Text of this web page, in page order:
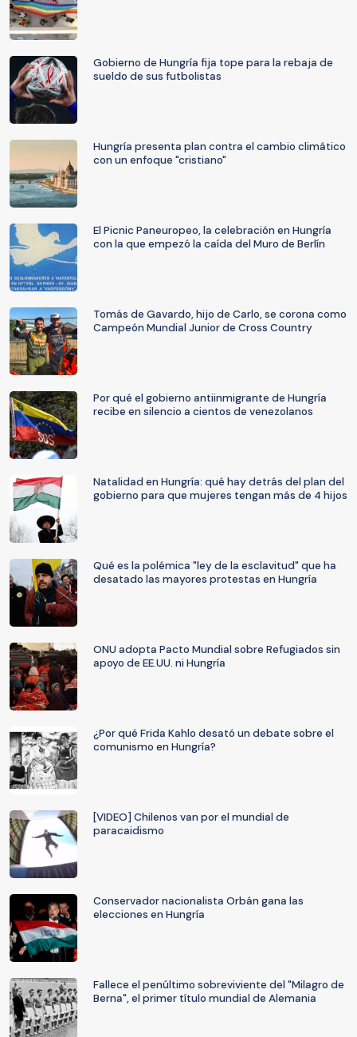
Gobierno de Hungría fija tope para la rebaja de
sueldo de sus futbolistas
Hungría presenta plan contra el cambio climático
con un enfoque "cristiano"
El Picnic Paneuropeo, la celebración en Hungría
con la que empezó la caída del Muro de Berlín
Tomás de Gavardo, hijo de Carlo, se corona como
Campeón Mundial Junior de Cross Country
Por qué el gobierno antiinmigrante de Hungría
recibe en silencio a cientos de venezolanos
Natalidad en Hungría: qué hay detrás del plan del
gobierno para que mujeres tengan más de 4 hijos
Qué es la polémica "ley de la esclavitud" que ha
desatado las mayores protestas en Hungría
ONU adopta Pacto Mundial sobre Refugiados sin
apoyo de EE.UU. ni Hungría
¿Por qué Frida Kahlo desató un debate sobre el
comunismo en Hungría?
[VIDEO] Chilenos van por el mundial de
paracaidismo
Conservador nacionalista Orbán gana las
elecciones en Hungría
Fallece el penúltimo sobreviviente del "Milagro de
Berna", el primer título mundial de Alemania